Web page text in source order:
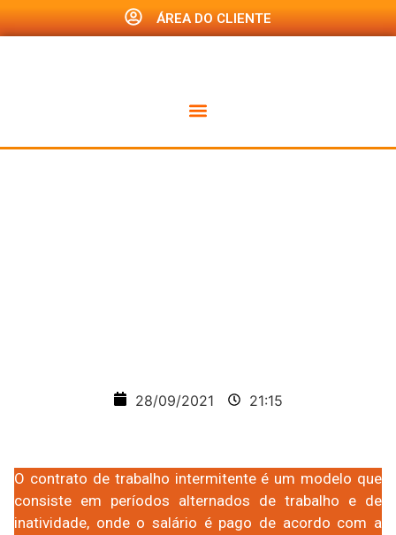
ÁREA DO CLIENTE
28/09/2021 21:15
O contrato de trabalho intermitente é um modelo que
consiste em períodos alternados de trabalho e de
inatividade, onde o salário é pago de acordo com a